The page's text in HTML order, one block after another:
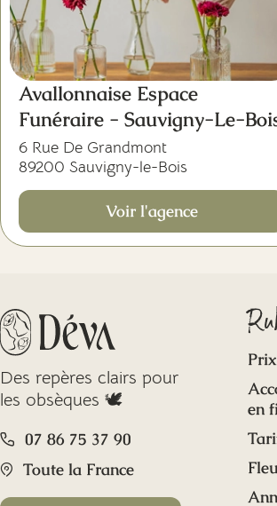
Avallonnaise Espace
Funéraire - Sauvigny-Le-
6 Rue De Grandmont
89200 Sauvigny-le-Bois
Voir l'agence
Des repères clairs pour
les obsèques 🕊️
07 86 75 37 90
Toute la France
en